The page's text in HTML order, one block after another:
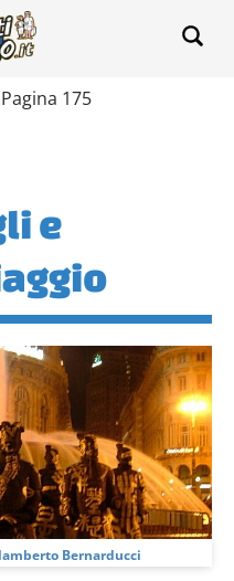
Pagina 175
e
Bernarducci